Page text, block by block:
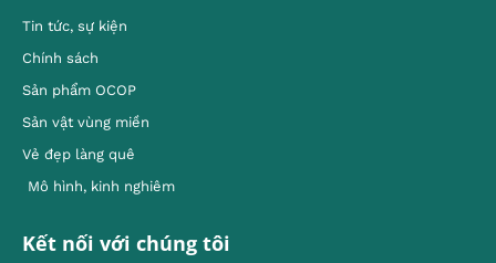
Tin tức, sự kiện
Chính sách
Sản phẩm OCOP
Sản vật vùng miền
Vẻ đẹp làng quê
Mô hình, kinh nghiêm
Kết nối với chúng tôi